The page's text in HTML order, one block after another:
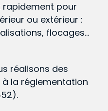
rapidement pour
ou extérieur :
flocages…
réalisons des
la réglementation